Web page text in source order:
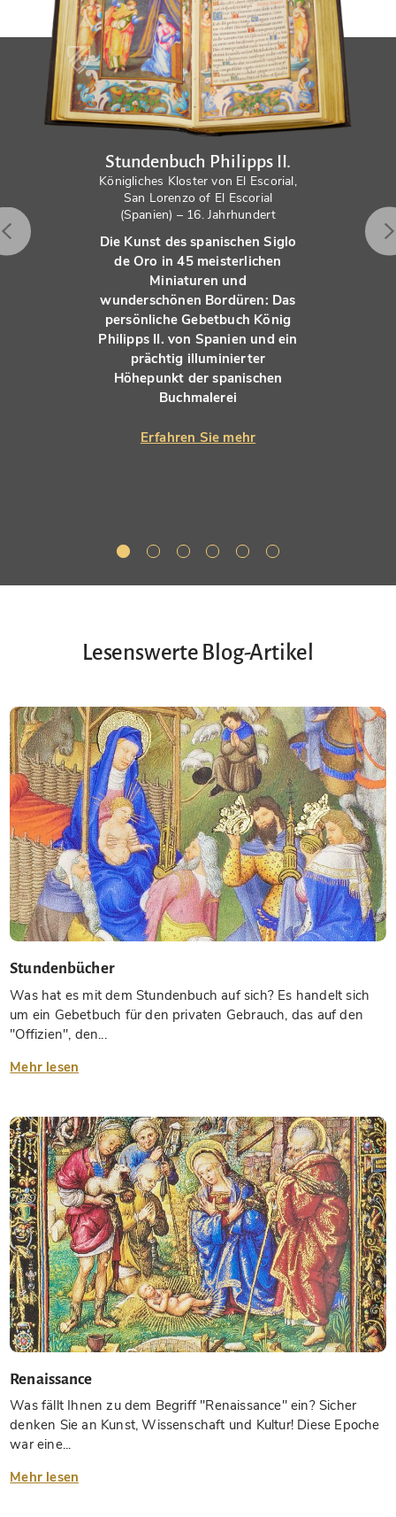
Stundenbuch Philipps II.
Königliches Kloster von El Escorial,
San Lorenzo of El Escorial
(Spanien) – 16. Jahrhundert
Die Kunst des spanischen Siglo
de Oro in 45 meisterlichen
Miniaturen und
wunderschönen Bordüren: Das
persönliche Gebetbuch König
Philipps II. von Spanien und ein
prächtig illuminierter
Höhepunkt der spanischen
Buchmalerei
Erfahren Sie mehr
Lesenswerte Blog-Artikel
Stundenbücher
Was hat es mit dem Stundenbuch auf sich? Es handelt sich
um ein Gebetbuch für den privaten Gebrauch, das auf den
"Offizien", den...
Mehr lesen
Renaissance
Was fällt Ihnen zu dem Begriff "Renaissance" ein? Sicher
denken Sie an Kunst, Wissenschaft und Kultur! Diese Epoche
war eine...
Mehr lesen